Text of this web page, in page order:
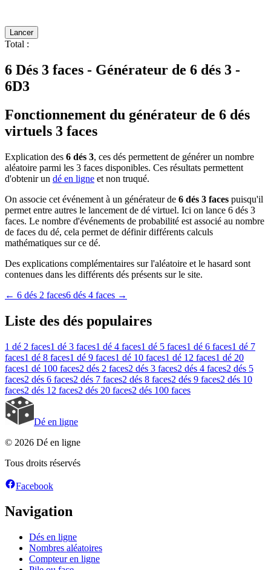
Lancer
Total :
6 Dés 3 faces - Générateur de 6 dés 3 -
6D3
Fonctionnement du générateur de 6 dés
virtuels 3 faces
Explication des 6 dés 3, ces dés permettent de générer un nombre
aléatoire parmi les 3 faces disponibles. Ces résultats permettent
d'obtenir un dé en ligne et non truqué.
On associe cet événement à un générateur de 6 dés 3 faces puisqu'il
permet entre autres le lancement de dé virtuel. Ici on lance 6 dés 3
faces. Le nombre d'événements de probabilité est associé au nombre
de faces du dé, cela permet de définir différents calculs
mathématiques sur ce dé.
Des explications complémentaires sur l'aléatoire et le hasard sont
contenues dans les différents dés présents sur le site.
← 6 dés 2 faces6 dés 4 faces →
Liste des dés populaires
1 dé 2 faces1 dé 3 faces1 dé 4 faces1 dé 5 faces1 dé 6 faces1 dé 7
faces1 dé 8 faces1 dé 9 faces1 dé 10 faces1 dé 12 faces1 dé 20
faces1 dé 100 faces2 dés 2 faces2 dés 3 faces2 dés 4 faces2 dés 5
faces2 dés 6 faces2 dés 7 faces2 dés 8 faces2 dés 9 faces2 dés 10
faces2 dés 12 faces2 dés 20 faces2 dés 100 faces
Dé en ligne
© 2026 Dé en ligne
Tous droits réservés
Facebook
Navigation
Dés en ligne
Nombres aléatoires
Compteur en ligne